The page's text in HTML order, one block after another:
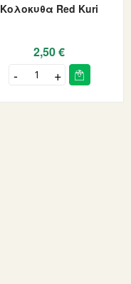
Κολοκυθα Red Kuri
2,50 €